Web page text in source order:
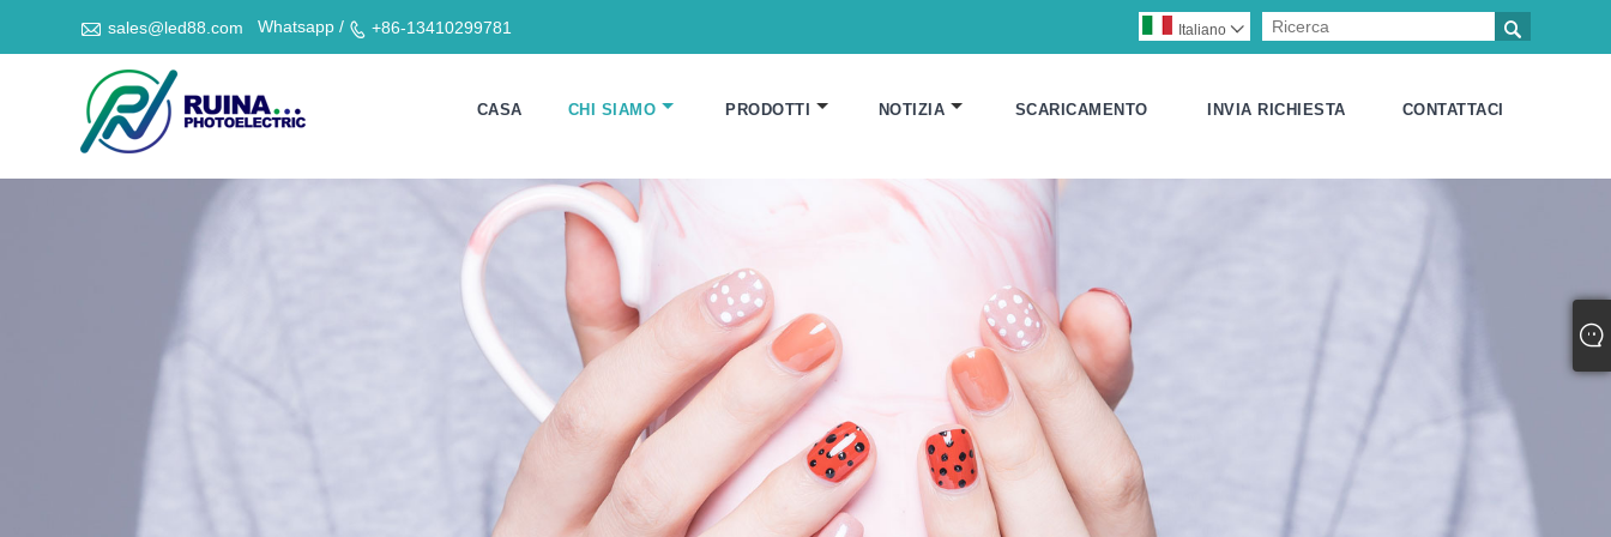
 sales@led88.com Whatsapp /  +86-13410299781 
Italiano 
CASA CHI SIAMO PRODOTTI NOTIZIA SCARICAMENTO INVIA RICHIESTA CONTATTACI